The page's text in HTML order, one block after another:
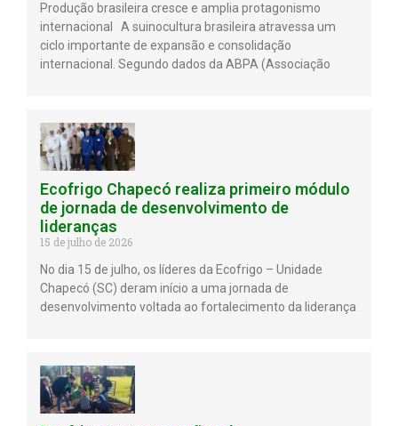
Produção brasileira cresce e amplia protagonismo
internacional A suinocultura brasileira atravessa um
ciclo importante de expansão e consolidação
internacional. Segundo dados da ABPA (Associação
Ecofrigo Chapecó realiza primeiro módulo
de jornada de desenvolvimento de
lideranças
15 de julho de 2026
No dia 15 de julho, os líderes da Ecofrigo – Unidade
Chapecó (SC) deram início a uma jornada de
desenvolvimento voltada ao fortalecimento da liderança